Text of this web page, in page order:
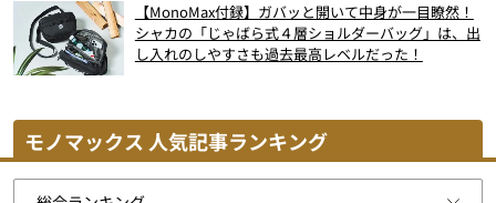
【MonoMax付録】ガバッと開いて中身が一目瞭然！
シャカの「じゃばら式４層ショルダーバッグ」は、出
し入れのしやすさも過去最高レベルだった！
モノマックス 人気記事ランキング